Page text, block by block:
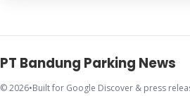
PT Bandung Parking News
© 2026•Built for Google Discover & press